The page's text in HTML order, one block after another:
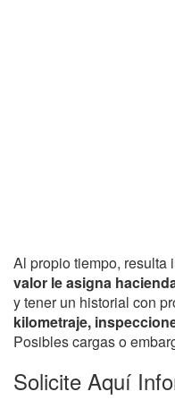
Al propio tiempo, resulta
valor le asigna
y tener un historial con
kilometraje,
Posibles cargas o
Solicite Aquí